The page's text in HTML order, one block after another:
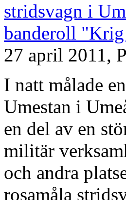
27 april 2011,
I natt målade
Umestan i
en del av en
militär
och andra
rosamåla